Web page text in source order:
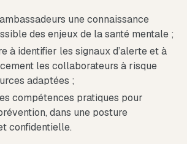
une connaissance
des enjeux de la santé mentale ;
à identifier les signaux d’alerte et à
les collaborateurs à risque
adaptées ;
compétences pratiques pour
dans une posture
confidentielle.